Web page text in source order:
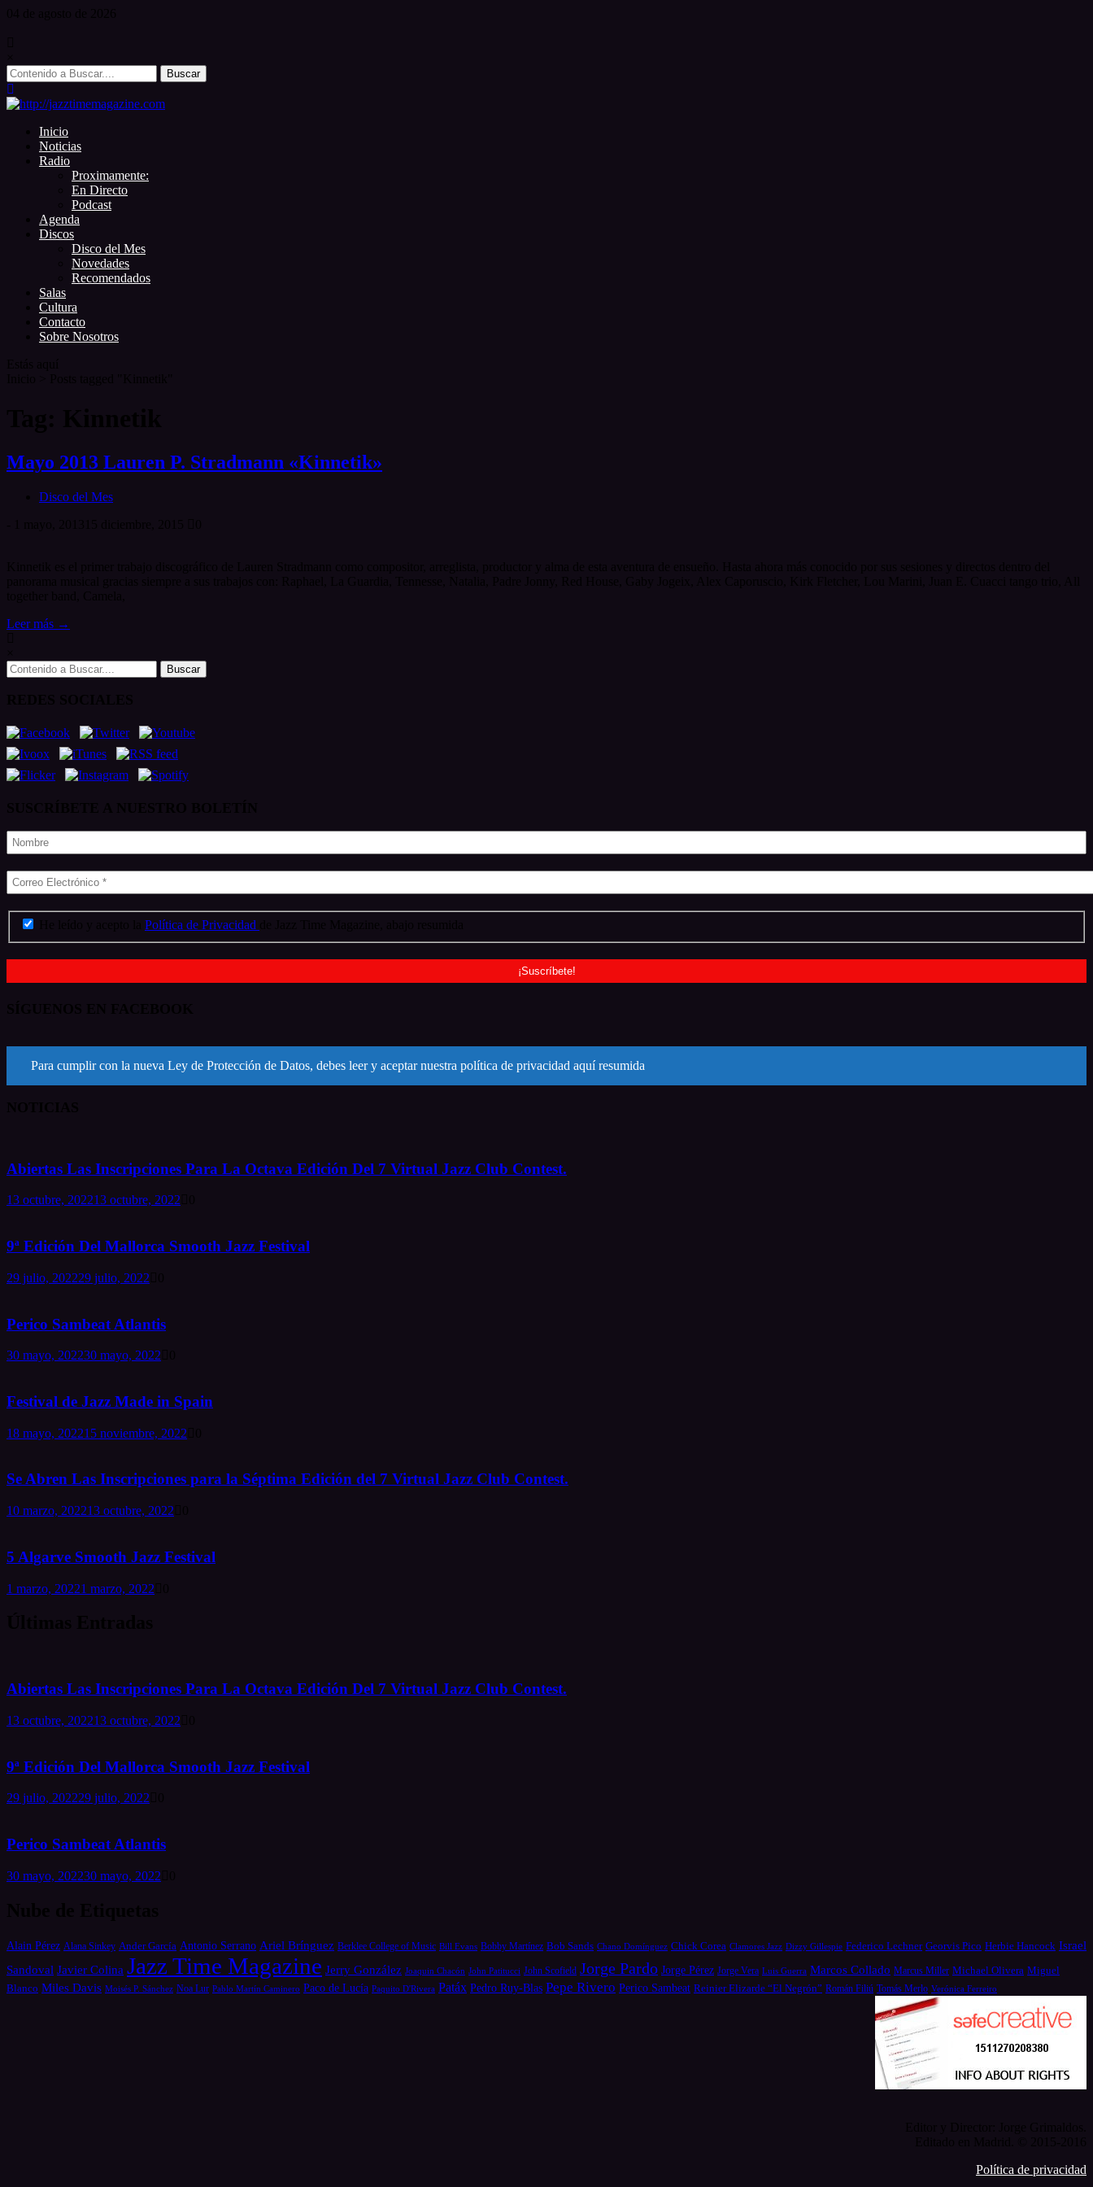
Search
for:
Inicio
Noticias
Radio
Proximamente:
En Directo
Podcast
Agenda
Discos
Disco del Mes
Novedades
Recomendados
Salas
Cultura
Contacto
Sobre Nosotros
Mayo 2013 Lauren P. Stradmann «Kinnetik»
Disco del Mes
Leer más →
Search
for:
Política de Privacidad
Para cumplir con la nueva Ley de Protección de Datos, debes leer y aceptar nuestra política de privacidad aquí resumida
Abiertas Las Inscripciones Para La Octava Edición Del 7 Virtual Jazz Club Contest.
13 octubre, 202213 octubre, 2022
9ª Edición Del Mallorca Smooth Jazz Festival
29 julio, 202229 julio, 2022
Perico Sambeat Atlantis
30 mayo, 202230 mayo, 2022
Festival de Jazz Made in Spain
18 mayo, 202215 noviembre, 2022
Se Abren Las Inscripciones para la Séptima Edición del 7 Virtual Jazz Club Contest.
10 marzo, 202213 octubre, 2022
5 Algarve Smooth Jazz Festival
1 marzo, 20221 marzo, 2022
Abiertas Las Inscripciones Para La Octava Edición Del 7 Virtual Jazz Club Contest.
13 octubre, 202213 octubre, 2022
9ª Edición Del Mallorca Smooth Jazz Festival
29 julio, 202229 julio, 2022
Perico Sambeat Atlantis
30 mayo, 202230 mayo, 2022
Alain Pérez Alana Sinkey Ander García Antonio Serrano Ariel Brínguez Berklee College of Music Bill Evans Bobby Martínez Bob Sands Chano Domínguez Chick Corea Clamores Jazz Dizzy Gillespie Federico Lechner Georvis Pico Herbie Hancock Israel
Sandoval Javier Colina Jazz Time Magazine Jerry González Joaquin Chacón John Patitucci John Scofield Jorge Pardo Jorge Pérez Jorge Vera Luis Guerra Marcos Collado Marcus Miller Michael Olivera Miguel
Blanco Miles Davis Moisés P. Sánchez Noa Lur Pablo Martín Caminero Paco de Lucía Paquito D'Rivera Patáx Pedro Ruy-Blas Pepe Rivero Perico Sambeat Reinier Elizarde “El Negrón” Román Filiú Tomás Merlo Verónica Ferreiro
Política de privacidad